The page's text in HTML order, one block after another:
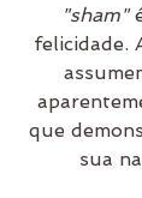
"sham"
felicidade.
que
sua